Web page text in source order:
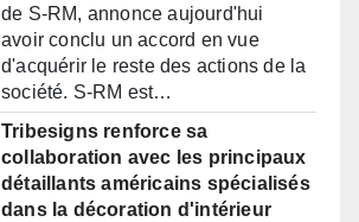
de S-RM, annonce aujourd'hui
avoir conclu un accord en vue
d'acquérir le reste des actions de la
société. S-RM est…
Tribesigns renforce sa
collaboration avec les principaux
détaillants américains spécialisés
dans la décoration d'intérieur